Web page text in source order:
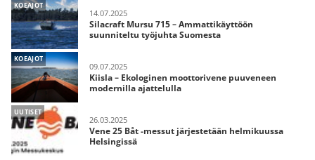
KOEAJOT
14.07.2025
Silacraft Mursu 715 – Ammattikäyttöön
suunniteltu työjuhta Suomesta
KOEAJOT
09.07.2025
Kiisla – Ekologinen moottorivene puuveneen
modernilla ajattelulla
UUTISET
26.03.2025
Vene 25 Båt -messut järjestetään helmikuussa
Helsingissä